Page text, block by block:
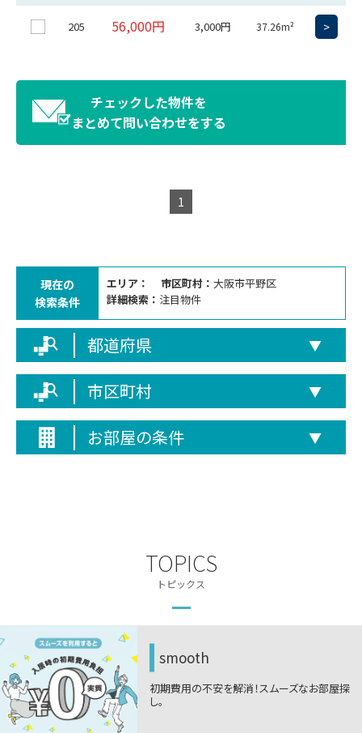
205 56,000円 3,000円 37.26m² >
チェックした物件を
まとめて問い合わせをする
1
現在の
検索条件
エリア： 市区町村： 大阪市平野区
詳細検索： 注目物件
都道府県 ▼
市区町村 ▼
お部屋の条件 ▼
TOPICS
トピックス
smooth
初期費用の不安を解消！スムーズなお部屋探
し。